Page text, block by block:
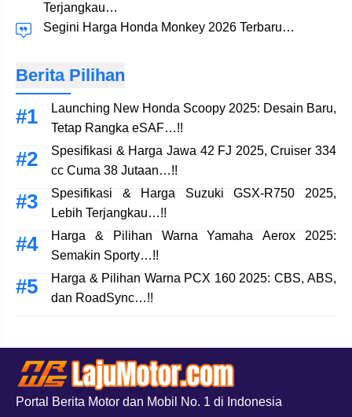
Terjangkau…
Segini Harga Honda Monkey 2026 Terbaru…
Berita Pilihan
Launching New Honda Scoopy 2025: Desain Baru,
Tetap Rangka eSAF…!!
Spesifikasi & Harga Jawa 42 FJ 2025, Cruiser 334
cc Cuma 38 Jutaan…!!
Spesifikasi & Harga Suzuki GSX-R750 2025,
Lebih Terjangkau…!!
Harga & Pilihan Warna Yamaha Aerox 2025:
Semakin Sporty…!!
Harga & Pilihan Warna PCX 160 2025: CBS, ABS,
dan RoadSync…!!
Portal Berita Motor dan Mobil No. 1 di Indonesia